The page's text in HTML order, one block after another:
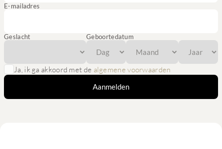
E-mailadres
Geslacht Geboortedatum
Ja, ik ga akkoord met de algemene voorwaarden
Aanmelden